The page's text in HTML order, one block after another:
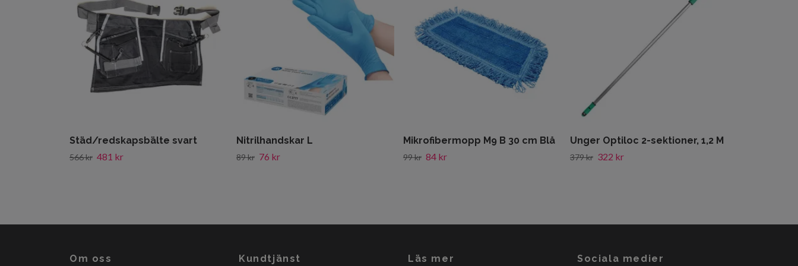
Städ/redskapsbälte svart
566 kr 481 kr
Nitrilhandskar L
89 kr 76 kr
Mikrofibermopp M9 B 30 cm Blå
99 kr 84 kr
Unger Optiloc 2-sektioner, 1,2 M
379 kr 322 kr
Om oss Kundtjänst Läs mer Sociala medier